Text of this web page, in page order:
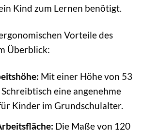
Kind zum Lernen benötigt.
Vorteile des
Überblick:
Mit einer Höhe von 53
eine angenehme
Kinder im Grundschulalter.
Die Maße von 120